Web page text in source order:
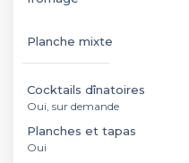
Planche mixte
Cocktails dînatoires
Oui, sur demande
Planches et tapas
Oui